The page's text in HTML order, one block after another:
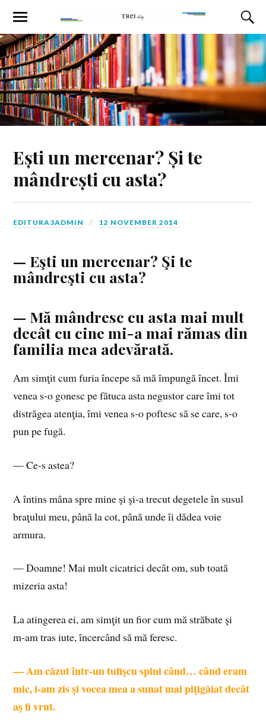
Ești un mercenar? Și te
mândrești cu asta?
EDITURA3ADMIN 12 NOVEMBER 2014
— Eşti un mercenar? Şi te
mândreşti cu asta?
— Mă mândresc cu asta mai mult
decât cu cine mi-a mai rămas din
familia mea adevărată.
Am simţit cum furia începe să mă împungă încet. Îmi
venea s‑o gonesc pe fătuca asta negustor care îmi tot
distrăgea atenţia, îmi venea s‑o poftesc să se care, s‑o
pun pe fugă.
— Ce‑s astea?
A întins mâna spre mine şi şi-a trecut degetele în susul
braţului meu, până la cot, până unde îi dădea voie
armura.
— Doamne! Mai mult cicatrici decât om, sub toată
mizeria asta!
La atingerea ei, am simţit un fior cum mă străbate şi
m‑am tras iute, încercând să mă feresc.
— Am căzut într‑un tufişcu spini când… când eram
mic, i‑am zis şi vocea mea a sunat mai piţigăiat decât
aş fi vrut.